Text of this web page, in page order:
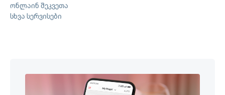
ონლაინ შეკვეთა
სხვა სერვისები